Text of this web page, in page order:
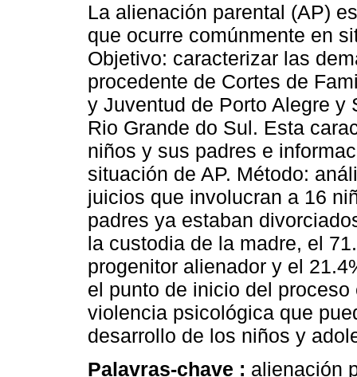
La alienación parental (AP)
que ocurre comúnmente en
Objetivo: caracterizar las
procedente de Cortes de
y Juventud de Porto Alegre y
Rio Grande do Sul. Esta
niños y sus padres e
situación de AP. Método:
juicios que involucran a 16
padres ya estaban
la custodia de la madre, el
progenitor alienador y el
el punto de inicio del
violencia psicológica que
desarrollo de los niños y
Palavras-chave : alienación